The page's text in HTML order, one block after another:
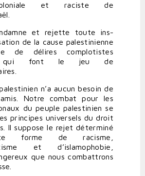
et raciste de
et rejette toute ins­
de la cause pales­ti­nienne
de délires com­plo­tistes
qui font le jeu de
n’a aucun besoin de
Notre combat pour les
du peuple pales­tinien se
prin­cipes uni­versels du droit
Il suppose le rejet déterminé
forme de racisme,
et d’islamophobie,
que nous com­bat­trons